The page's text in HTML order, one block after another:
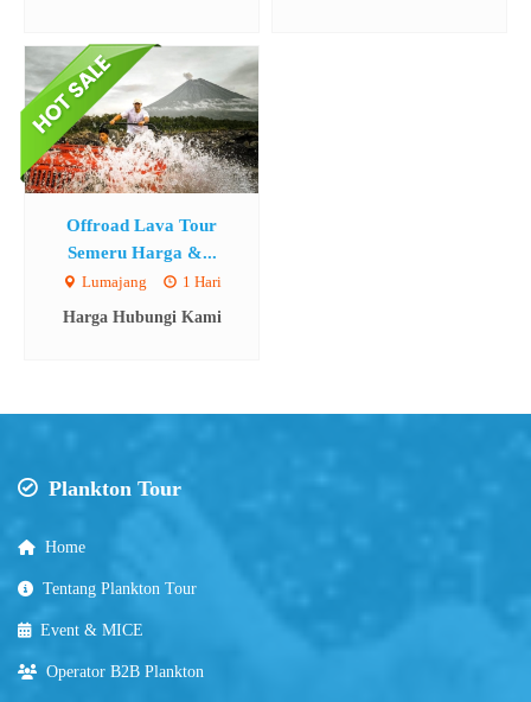
Offroad Lava Tour
Semeru Harga &...
Lumajang 1 Hari
Harga Hubungi Kami
Plankton Tour
Home
Tentang Plankton Tour
Event & MICE
Operator B2B Plankton